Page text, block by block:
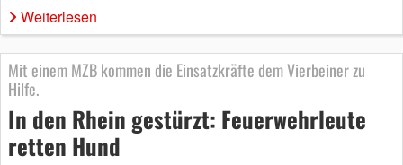
Weiterlesen
Mit einem MZB kommen die Einsatzkräfte dem Vierbeiner zu
Hilfe.
In den Rhein gestürzt: Feuerwehrleute
retten Hund